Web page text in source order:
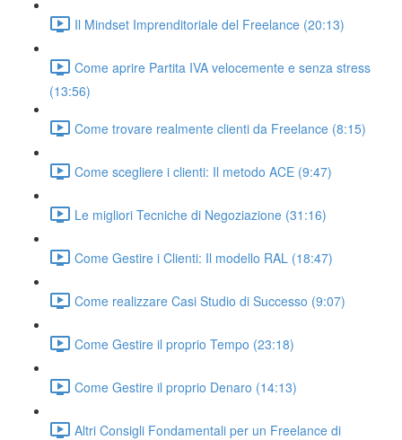
Il Mindset Imprenditoriale del Freelance (20:13)
Come aprire Partita IVA velocemente e senza stress
(13:56)
Come trovare realmente clienti da Freelance (8:15)
Come scegliere i clienti: Il metodo ACE (9:47)
Le migliori Tecniche di Negoziazione (31:16)
Come Gestire i Clienti: Il modello RAL (18:47)
Come realizzare Casi Studio di Successo (9:07)
Come Gestire il proprio Tempo (23:18)
Come Gestire il proprio Denaro (14:13)
Altri Consigli Fondamentali per un Freelance di